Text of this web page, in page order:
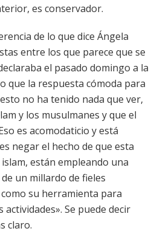
es conservador.
de lo que dice Ángela
entre los que parece que se
el pasado domingo a la
que la respuesta cómoda para
no ha tenido nada que ver,
y los musulmanes y que el
es acomodaticio y está
negar el hecho de que esta
están empleando una
un millardo de fieles
su herramienta para
Se puede decir
claro.